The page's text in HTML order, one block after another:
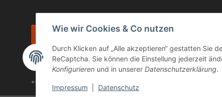
Wie wir Cookies & Co nutzen
Durch Klicken auf „Alle akzeptieren“ gestatten Sie
ReCaptcha. Sie können die Einstellung jederzeit
Konfigurieren und in unserer Datenschutzerklärung.
Impressum Datenschutz
Vertrag widerrufen
* inkl. MwSt., zzgl.Versand
Die Ware unterliegt der Differenzbesteuerung. Daher wird die im
** gilt für Lieferungen innerhalb Deutschlands, Lieferzeiten für